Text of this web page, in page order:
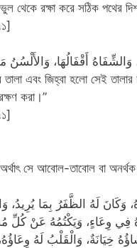
থেকে রক্ষা করে সঠিক পথের
وَالشِّفَاهُ أَقْفَالُهَا،
এবং জিহ্বা হলো সেই তালার
করা।”
সে আবোল-তাবোল বা
لَهُ الظَّفَرُ بِمَا يُرِيدُ،
فِي وِعَاءٍ، وَيَكْتُمُهُ عَنْ كُلِّ
خِيَانَةٌ، وَالْقَلْبُ لَهُ